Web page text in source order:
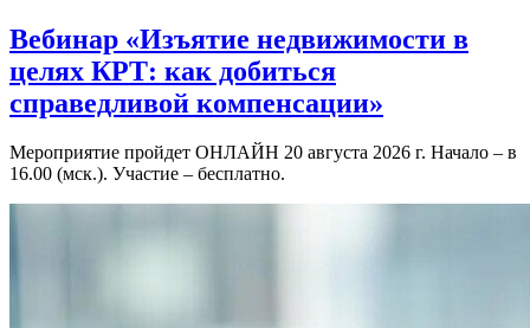
Вебинар «Изъятие недвижимости в
целях КРТ: как добиться
справедливой компенсации»
Мероприятие пройдет ОНЛАЙН 20 августа 2026 г. Начало – в
16.00 (мск.). Участие – бесплатно.